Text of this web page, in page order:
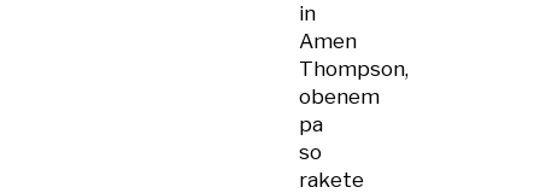
in
Amen
Thompson,
obenem
pa
so
rakete